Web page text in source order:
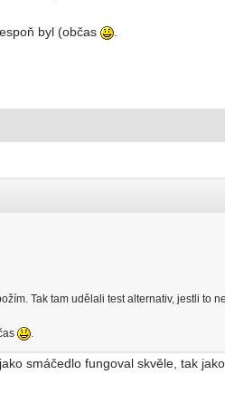
byl (občas
Tak tam udělali test alternativ, jestli to
.
smáčedlo fungoval skvěle, tak